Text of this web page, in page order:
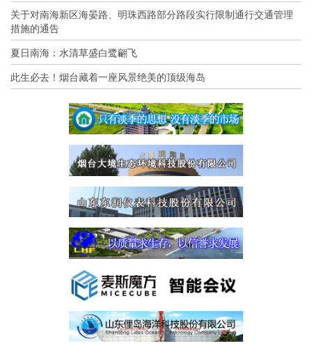
关于对南海新区海晏路、明珠西路部分路段实行限制通行交通管理
措施的通告
夏日南海：水清草盛白鹭翩飞
此生必去！烟台藏着一座风景绝美的顶级海岛